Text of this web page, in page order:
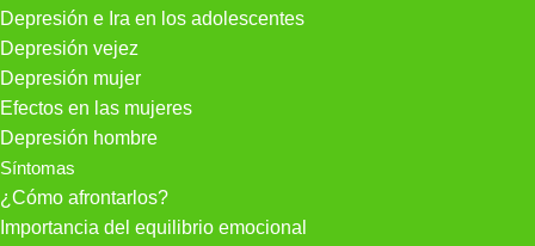
Depresión e Ira en los adolescentes
Depresión vejez
Depresión mujer
Efectos en las mujeres
Depresión hombre
Síntomas
¿Cómo afrontarlos?
Importancia del equilibrio emocional